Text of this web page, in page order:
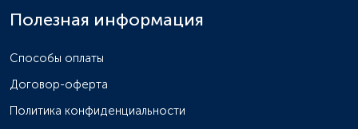
Полезная информация
Способы оплаты
Договор-оферта
Политика конфиденциальности